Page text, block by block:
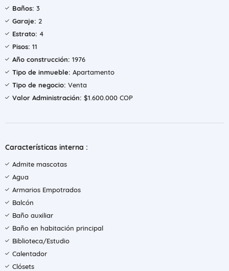
Baños: 3
Garaje: 2
Estrato: 4
Pisos: 11
Año construcción: 1976
Tipo de inmueble: Apartamento
Tipo de negocio: Venta
Valor Administración: $1.600.000 COP
Características interna :
Admite mascotas
Agua
Armarios Empotrados
Balcón
Baño auxiliar
Baño en habitación principal
Biblioteca/Estudio
Calentador
Clósets